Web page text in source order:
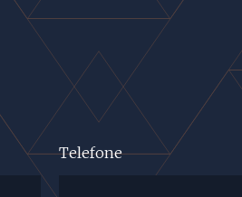
Telefone